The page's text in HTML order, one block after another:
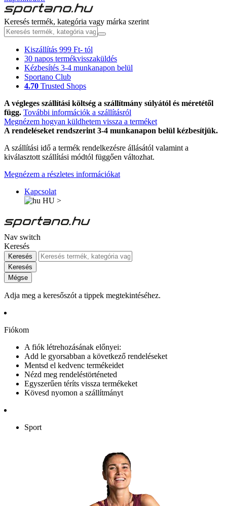
Keresés termék, kategória vagy márka szerint
Kiszállítás 999 Ft- tól
30 napos termékvisszaküldés
Kézbesítés 3-4 munkanapon belül
Sportano Club
4.70 Trusted Shops
A végleges szállítási költség a szállítmány súlyától és méretétől
függ. További információk a szállításról
Megnézem hogyan küldhetem vissza a terméket
A rendeléseket rendszerint 3-4 munkanapon belül kézbesítjük.
A szállítási idő a termék rendelkezésre állásától valamint a
kiválasztott szállítási módtól függően változhat.
Megnézem a részletes információkat
Kapcsolat
HU >
Nav switch
Keresés
Keresés
Keresés
Mégse
Adja meg a keresőszót a tippek megtekintéséhez.
Fiókom
A fiók létrehozásának előnyei:
Add le gyorsabban a következő rendeléseket
Mentsd el kedvenc termékeidet
Nézd meg rendeléstörténeted
Egyszerűen téríts vissza termékeket
Kövesd nyomon a szállítmányt
Sport